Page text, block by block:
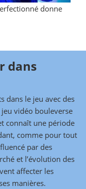
donne
dans
dans le jeu avec des
vidéo bouleverse
connaît une période
comme pour tout
par des
et l’évolution des
affecter les
manières.